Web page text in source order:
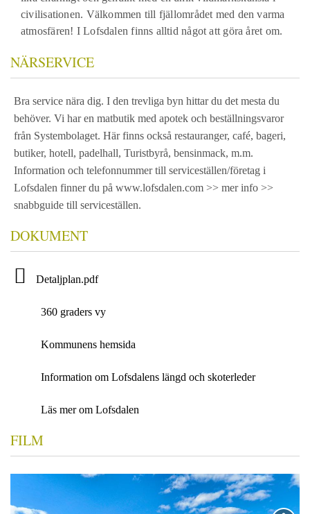
civilisationen. Välkommen till fjällområdet med den varma
atmosfären! I Lofsdalen finns alltid något att göra året om.
NÄRSERVICE
Bra service nära dig. I den trevliga byn hittar du det mesta du
behöver. Vi har en matbutik med apotek och beställningsvaror
från Systembolaget. Här finns också restauranger, café, bageri,
butiker, hotell, padelhall, Turistbyrå, bensinmack, m.m.
Information och telefonnummer till serviceställen/företag i
Lofsdalen finner du på www.lofsdalen.com >> mer info >>
snabbguide till serviceställen.
DOKUMENT
Detaljplan.pdf
360 graders vy
Kommunens hemsida
Information om Lofsdalens längd och skoterleder
Läs mer om Lofsdalen
FILM